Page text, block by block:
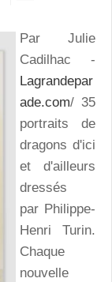
Par Julie
Cadilhac -
Lagrandepar
ade.com/ 35
portraits de
dragons d'ici
et d'ailleurs
dressés
par Philippe-
Henri Turin.
Chaque
nouvelle